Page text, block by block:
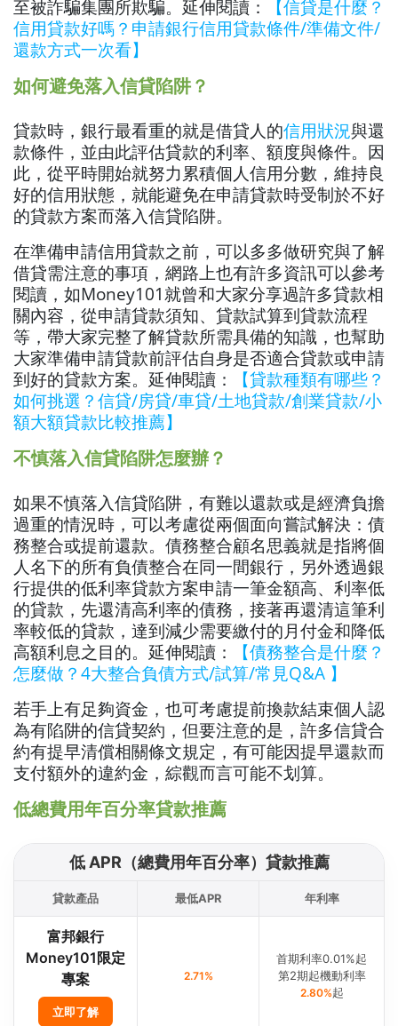
至被詐騙集團所欺騙。延伸閱讀：
【信貸是什麼？
信用貸款好嗎？申請銀行信用貸款條件/準備文件/
還款方式一次看】
如何避免落入信貸陷阱？
貸款時，銀行最看重的就是借貸人的信用狀況與還
款條件，並由此評估貸款的利率、額度與條件。因
此，從平時開始就努力累積個人信用分數，維持良
好的信用狀態，就能避免在申請貸款時受制於不好
的貸款方案而落入信貸陷阱。
在準備申請信用貸款之前，可以多多做研究與了解
借貸需注意的事項，網路上也有許多資訊可以參考
閱讀，如Money101就曾和大家分享過許多貸款相
關內容，從申請貸款須知、貸款試算到貸款流程
等，帶大家完整了解貸款所需具備的知識，也幫助
大家準備申請貸款前評估自身是否適合貸款或申請
到好的貸款方案。延伸閱讀：
【貸款種類有哪些？
如何挑選？信貸/房貸/車貸/土地貸款/創業貸款/小
額大額貸款比較推薦】
不慎落入信貸陷阱怎麼辦？
如果不慎落入信貸陷阱，有難以還款或是經濟負擔
過重的情況時，可以考慮從兩個面向嘗試解決：債
務整合或提前還款。債務整合顧名思義就是指將個
人名下的所有負債整合在同一間銀行，另外透過銀
行提供的低利率貸款方案申請一筆金額高、利率低
的貸款，先還清高利率的債務，接著再還清這筆利
率較低的貸款，達到減少需要繳付的月付金和降低
高額利息之目的。延伸閱讀：
【債務整合是什麼？
怎麼做？4大整合負債方式/試算/常見Q&A 】
若手上有足夠資金，也可考慮提前換款結束個人認
為有陷阱的信貸契約，但要注意的是，許多信貸合
約有提早清償相關條文規定，有可能因提早還款而
支付額外的違約金，綜觀而言可能不划算。
低總費用年百分率貸款推薦
低 APR（總費用年百分率）貸款推薦
貸款產品 最低APR 年利率
富邦銀行
Money101限定
專案
立即了解
2.71%
首期利率0.01%起
第2期起機動利率
2.80%起